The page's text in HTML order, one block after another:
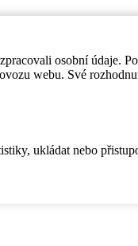
osobní údaje.
webu. Své
ukládat nebo